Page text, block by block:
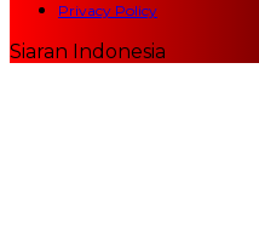
Privacy Policy
Siaran Indonesia